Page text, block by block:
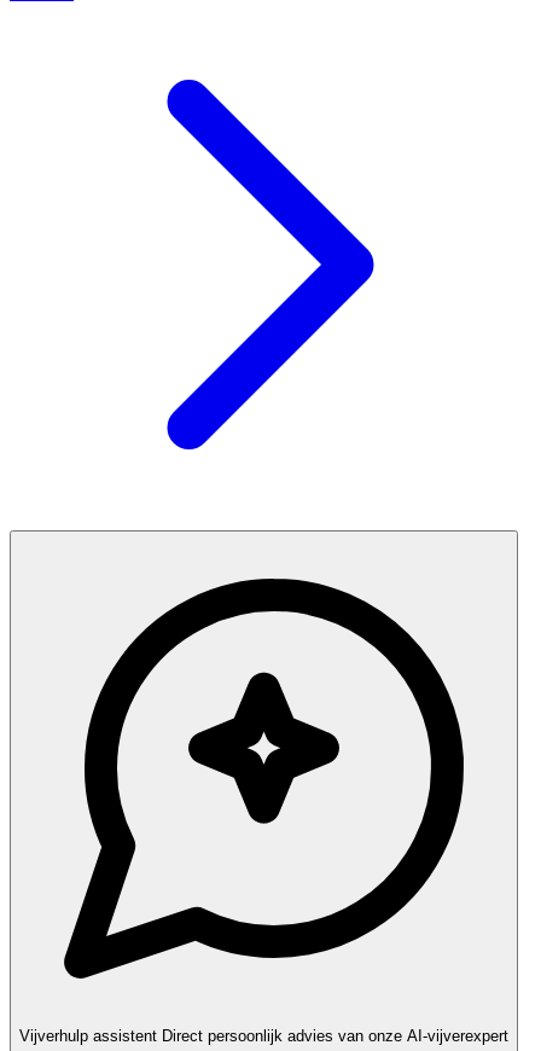
Vijverhulp assistent Direct persoonlijk advies van onze AI-vijverexpert